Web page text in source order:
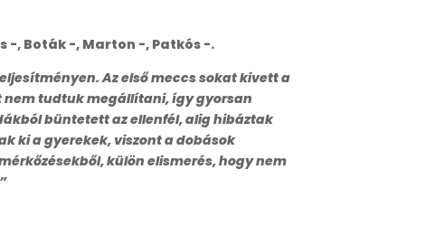
-, Boták -, Marton -, Patkós -.
Az első meccs sokat kivett a
nem tudtuk megállítani, így gyorsan
büntetett az ellenfél, alig hibáztak
ki a gyerekek, viszont a dobások
külön elismerés, hogy nem